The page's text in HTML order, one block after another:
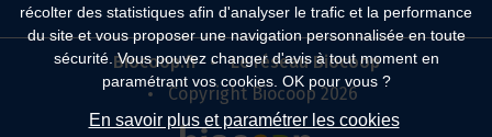
récolter des statistiques afin d'analyser le trafic et la performance
du site et vous proposer une navigation personnalisée en toute
sécurité. Vous pouvez changer d'avis à tout moment en
paramétrant vos cookies. OK pour vous ?
En savoir plus et paramétrer les cookies
Biocoop.fr
Le réseau Biocoop
Copyright Biocoop 2026